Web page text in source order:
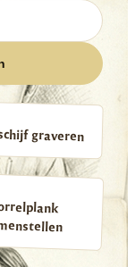
graveren